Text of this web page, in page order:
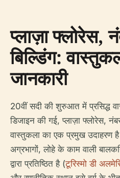
प्लाज़ा फ्लोरेस,
बिल्डिंग:
जानकारी
20वीं सदी की शुरुआत में प्रसिद्ध
डिजाइन की गई, प्लाज़ा फ्लोरेस,
वास्तुकला का एक प्रमुख
अग्रभागों, लोहे के काम वाली
द्वारा प्रतिष्ठित है (टूरिस्मो डी